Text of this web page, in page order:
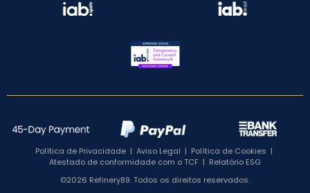
Política de Privacidade | Aviso Legal | Política de Cookies |
Atestado de conformidade com o TCF | Relatório ESG
©2026 Refinery89. Todos os direitos reservados.